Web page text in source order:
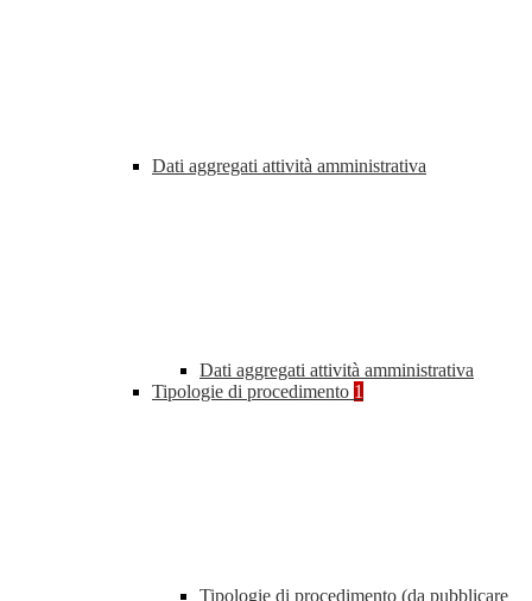
Dati aggregati attività amministrativa
Dati aggregati attività amministrativa
Tipologie di procedimento 1
Tipologie di procedimento (da pubblicare